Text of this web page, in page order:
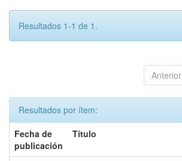
Resultados 1-1 de 1.
Anterior
Resultados por ítem:
Fecha de
publicación
Título